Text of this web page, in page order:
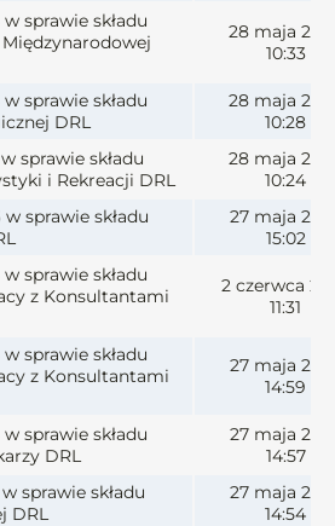
sprawie składu
28 maja
10:33
sprawie składu
DRL
28 maja
10:28
sprawie składu
i Rekreacji DRL
28 maja
10:24
sprawie składu
27 maja
15:02
sprawie składu
z Konsultantami
2 czerwca
11:31
sprawie składu
z Konsultantami
27 maja
14:59
sprawie składu
DRL
27 maja
14:57
sprawie składu
DRL
27 maja
14:54